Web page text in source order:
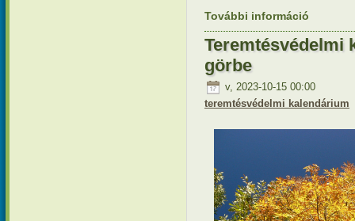
További információ
Teremtésvédelmi
görbe
v, 2023-10-15 00:00
teremtésvédelmi kalendárium